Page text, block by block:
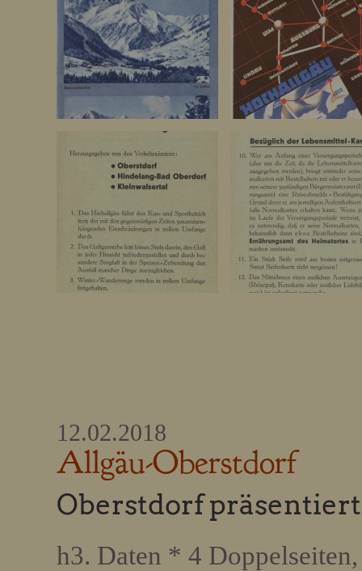
12.02.2018
Allgäu-Oberstdorf
Oberstdorf
h3. Daten * 4